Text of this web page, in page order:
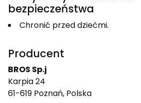
bezpieczeństwa
Chronić przed dziećmi.
Producent
BROS Sp.j
Karpia 24
61-619 Poznań, Polska